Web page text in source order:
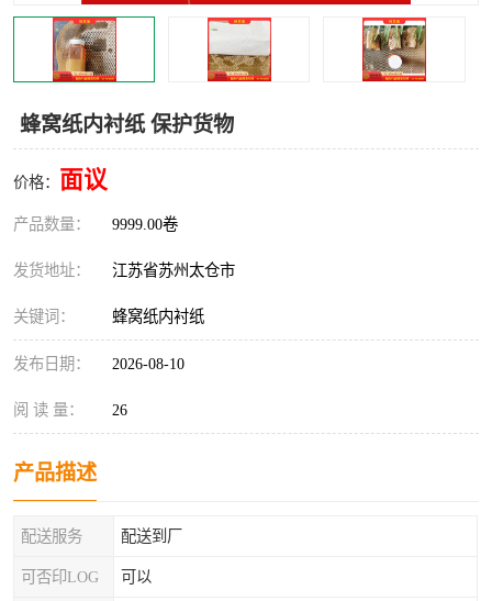
蜂窝纸内衬纸 保护货物
价格： 面议
产品数量： 9999.00卷
发货地址： 江苏省苏州太仓市
关键词： 蜂窝纸内衬纸
发布日期： 2026-08-10
阅 读 量： 26
产品描述
配送服务 配送到厂
可否印LOG 可以